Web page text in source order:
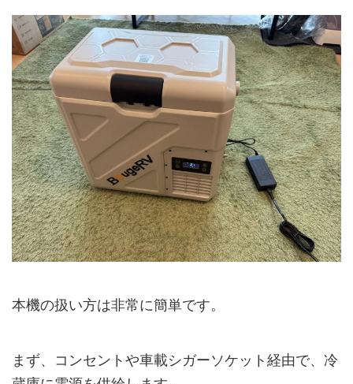
本機の扱い方は非常に簡単です。
まず、コンセントや車載シガーソケット経由で、冷